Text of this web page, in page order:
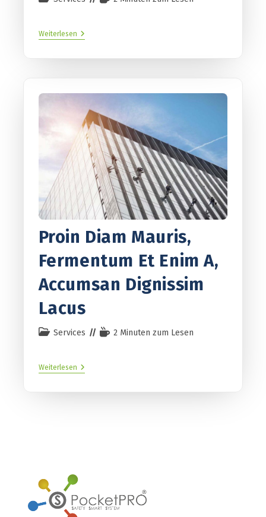
Weiterlesen
Proin Diam Mauris,
Fermentum Et Enim A,
Accumsan Dignissim
Lacus
Services 2 Minuten zum Lesen
Weiterlesen